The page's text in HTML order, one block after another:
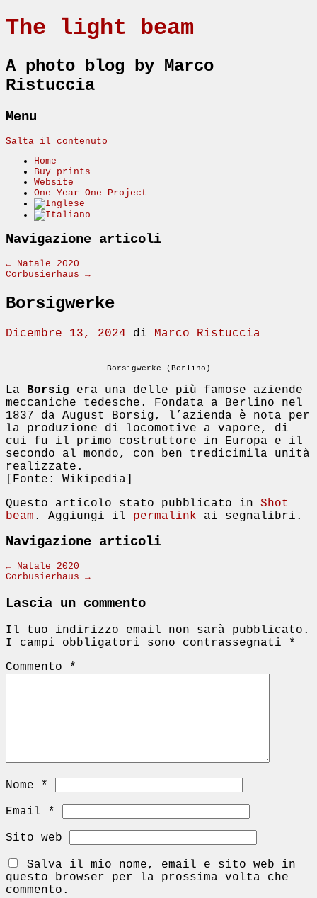
The light beam
A photo blog by Marco
Ristuccia
Menu
Salta il contenuto
Home
Buy prints
Website
One Year One Project
Navigazione articoli
← Natale 2020
Corbusierhaus →
Borsigwerke
Dicembre 13, 2024 di Marco Ristuccia
Borsigwerke (Berlino)
La Borsig era una delle più famose aziende
meccaniche tedesche. Fondata a Berlino nel
1837 da August Borsig, l’azienda è nota per
la produzione di locomotive a vapore, di
cui fu il primo costruttore in Europa e il
secondo al mondo, con ben tredicimila unità
realizzate.
[Fonte: Wikipedia]
Questo articolo stato pubblicato in Shot
beam . Aggiungi il permalink ai segnalibri.
Navigazione articoli
← Natale 2020
Corbusierhaus →
Lascia un commento
Il tuo indirizzo email non sarà pubblicato.
I campi obbligatori sono contrassegnati
*
Commento
*
Nome *
Email *
Sito web
Salva il mio nome, email e sito web in
questo browser per la prossima volta che
commento.